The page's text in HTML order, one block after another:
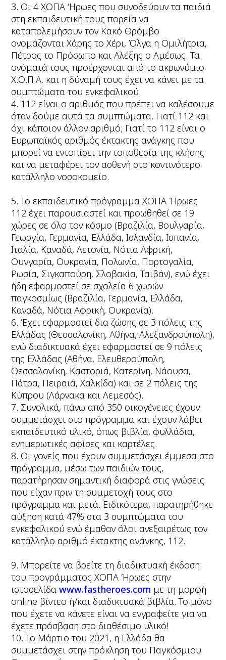
3. Οι 4 ΧΟΠΑ ‘Ηρωες που συνοδεύουν τα παιδιά
στη εκπαιδευτική τους πορεία να
καταπολεμήσουν τον Κακό Θρόμβο
ονομάζονται Χάρης το Χέρι, Όλγα η Ομιλήτρια,
Πέτρος το Πρόσωπο και Αλέξης ο Αμέσως. Τα
ονόματά τους προέρχονται από το ακρωνύμιο
Χ.Ο.Π.Α. και η δύναμή τους έχει να κάνει με τα
συμπτώματα του εγκεφαλικού.
4. 112 είναι ο αριθμός που πρέπει να καλέσουμε
όταν δούμε αυτά τα συμπτώματα. Γιατί 112 και
όχι κάποιον άλλον αριθμό; Γιατί το 112 είναι ο
Ευρωπαϊκός αριθμός έκτακτης ανάγκης που
μπορεί να εντοπίσει την τοποθεσία της κλήσης
και να μεταφέρει τον ασθενή στο κοντινότερο
κατάλληλο νοσοκομείο.
5. To εκπαιδευτικό πρόγραμμα ΧΟΠΑ Ήρωες
112 έχει παρουσιαστεί και προωθηθεί σε 19
χώρες σε όλο τον κόσμο (Βραζιλία, Βουλγαρία,
Γεωργία, Γερμανία, Ελλάδα, Ισλανδία, Ισπανία,
Ιταλία, Καναδά, Λετονία, Νότια Αφρική,
Ουγγαρία, Ουκρανία, Πολωνία, Πορτογαλία,
Ρωσία, Σιγκαπούρη, Σλοβακία, Ταϊβάν), ενώ έχει
ήδη εφαρμοστεί σε σχολεία 6 χωρών
παγκοσμίως (Βραζιλία, Γερμανία, Ελλάδα,
Καναδά, Νότια Αφρική, Ουκρανία).
6. Έχει εφαρμοστεί δια ζώσης σε 3 πόλεις της
Ελλάδας (Θεσσαλονίκη, Αθήνα, Αλεξανδρούπολη),
ενώ διαδικτυακά έχει εφαρμοστεί σε 9 πόλεις
της Ελλάδας (Αθήνα, Ελευθερούπολη,
Θεσσαλονίκη, Καστοριά, Κατερίνη, Νάουσα,
Πάτρα, Πειραιά, Χαλκίδα) και σε 2 πόλεις της
Κύπρου (Λάρνακα και Λεμεσός).
7. Συνολικά, πάνω από 350 οικογένειες έχουν
συμμετάσχει στο πρόγραμμα και έχουν λάβει
εκπαιδευτικό υλικό, όπως βιβλία, φυλλάδια,
ενημερωτικές αφίσες και καρτέλες.
8. Οι γονείς που έχουν συμμετάσχει έμμεσα στο
πρόγραμμα, μέσω των παιδιών τους,
παρατήρησαν σημαντική διαφορά στις γνώσεις
που είχαν πριν τη συμμετοχή τους στο
πρόγραμμα και μετά. Ειδικότερα, παρατηρήθηκε
αύξηση κατά 47% στα 3 συμπτώματα του
εγκεφαλικού ενώ έμαθαν όλοι ανεξαιρέτως τον
κατάλληλο αριθμό έκτακτης ανάγκης, 112.
9. Μπορείτε να βρείτε τη διαδικτυακή έκδοση
του προγράμματος ΧΟΠΑ Ήρωες στην
ιστοσελίδαwww.fastheroes.com με τη μορφή
online βίντεο ή/και διαδικτυακά βιβλία. Το μόνο
που έχετε να κάνετε είναι να εγγραφείτε για να
έχετε πρόσβαση στο διαθέσιμο υλικό!
10. Το Μάρτιο του 2021, η Ελλάδα θα
συμμετάσχει στην πρόκληση του Παγκόσμιου